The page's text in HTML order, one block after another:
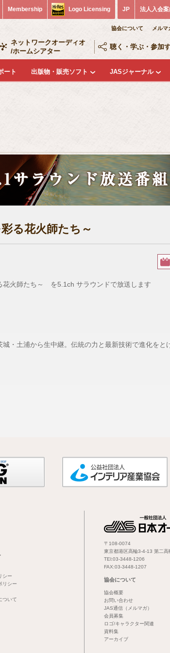
Membership Logo Licensing JP 法人入会
協会について メルマ
ート 出版物・販売ソフト JASジャーナル
ネットワークオーディオ
/ホームシアター
聴く・学ぶ・参加
る花火師たち～
花火師たち～ を5.1ch サラウンドで放送します
・土浦から生中継。伝統の力と最新技術で進化をと
シー
リシー
ついて
〒108-0074
東京都港区高輪3-4-13 第二高
TEl:03-3448-1206
FAX:03-3448-1207
協会について
協会概要
お問い合わせ
JAS通信（メルマガ）
会員募集
ロゴ/キャラクター関連
資料集
アーカイブ